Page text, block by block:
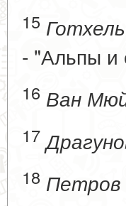
15
- "Альпы и
16 Ван
17
18